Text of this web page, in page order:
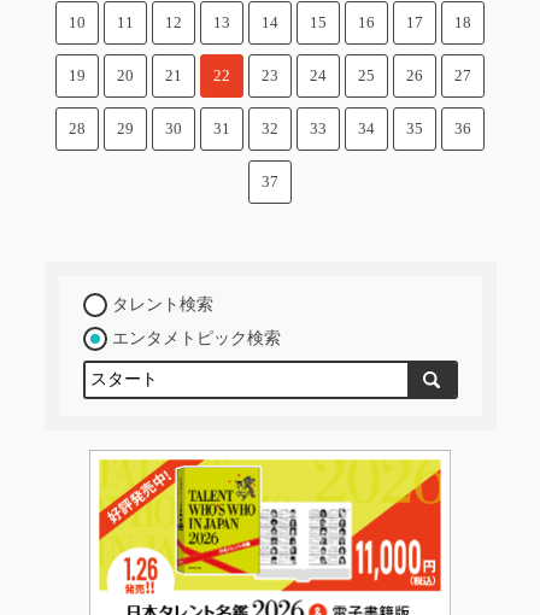
10 11 12 13 14 15 16 17 18
19 20 21 22 23 24 25 26 27
28 29 30 31 32 33 34 35 36
37
タレント検索
エンタメトピック検索